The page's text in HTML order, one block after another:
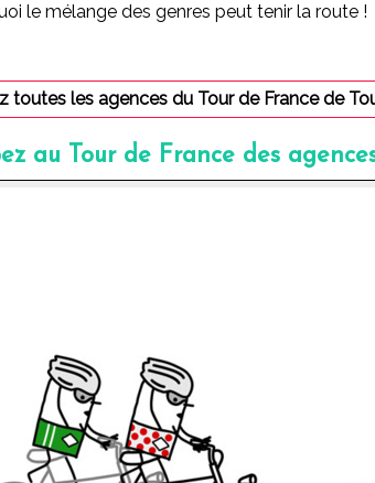
le mélange des genres peut tenir la route !
toutes les agences du Tour de France de
au Tour de France des